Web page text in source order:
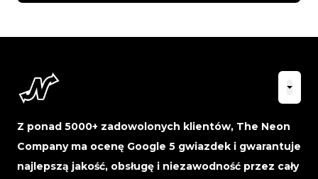
Z ponad 5000+ zadowolonych klientów, The Neon
Company ma ocenę Google 5 gwiazdek i gwarantuje
najlepszą jakość, obsługę i niezawodność przez cały